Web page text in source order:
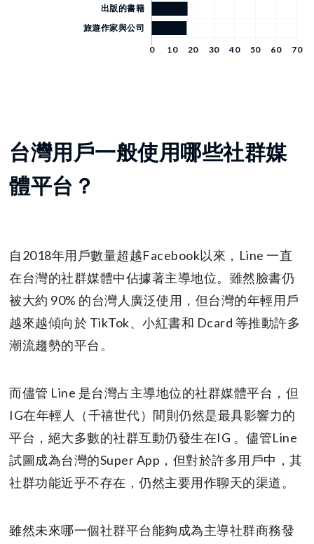
台灣用戶一般使用哪些社群媒
體平台？
自2018年用戶數量超越Facebook以來，Line 一直
在台灣的社群媒體中佔據著主導地位。雖然臉書仍
被大約 90% 的台灣人廣泛使用，但台灣的年輕用戶
越來越傾向於 TikTok、小紅書和 Dcard 等推動許多
潮流趨勢的平台。
而儘管 Line 是台灣占主導地位的社群媒體平台，但
IG在年輕人（千禧世代）間則仍然是最具影響力的
平台，絕大多數的社群互動仍發生在IG 。儘管Line
試圖成為台灣的Super App，但對於許多用戶中，其
社群功能近乎不存在，仍然主要用作聊天的渠道。
雖然未來哪一個社群平台能夠成為主導社群商務發